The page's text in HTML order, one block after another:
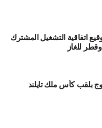
اتفاقية التشغيل المشترك
للغاز
بلقب كأس ملك تايلند